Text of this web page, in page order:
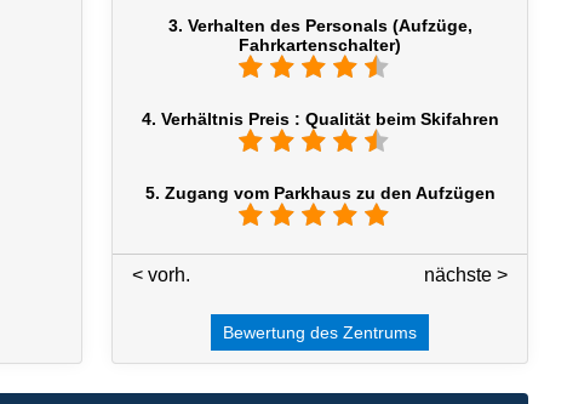
3. Verhalten des Personals (Aufzüge,
Fahrkartenschalter)
4. Verhältnis Preis : Qualität beim Skifahren
5. Zugang vom Parkhaus zu den Aufzügen
nächste >
< vorh.
Bewertung des Zentrums